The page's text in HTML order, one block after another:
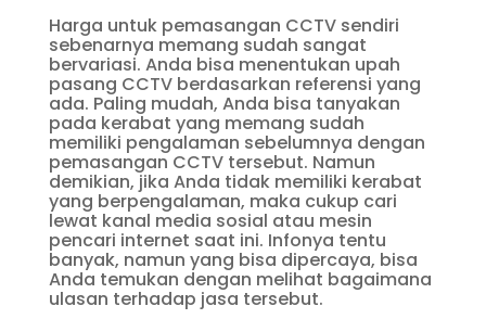
Harga untuk pemasangan CCTV sendiri
sebenarnya memang sudah sangat
bervariasi. Anda bisa menentukan upah
pasang CCTV berdasarkan referensi yang
ada. Paling mudah, Anda bisa tanyakan
pada kerabat yang memang sudah
memiliki pengalaman sebelumnya dengan
pemasangan CCTV tersebut. Namun
demikian, jika Anda tidak memiliki kerabat
yang berpengalaman, maka cukup cari
lewat kanal media sosial atau mesin
pencari internet saat ini. Infonya tentu
banyak, namun yang bisa dipercaya, bisa
Anda temukan dengan melihat bagaimana
ulasan terhadap jasa tersebut.